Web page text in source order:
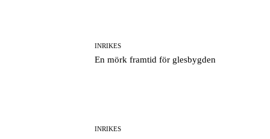
INRIKES
En mörk framtid för glesbygden
INRIKES